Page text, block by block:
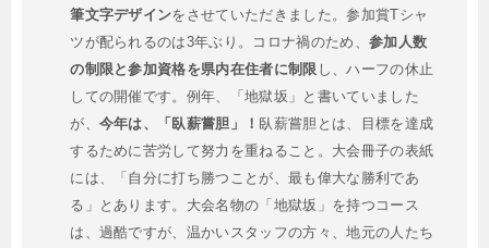
筆文字デザインをさせていただきました。参加賞Tシャ
ツが配られるのは3年ぶり。コロナ禍のため、 参加人数
の制限と参加資格を県内在住者に制限 し、ハーフの休止
しての開催です。例年、「地獄坂」と書いていました
が、 今年は、「臥薪嘗胆」！ 臥薪嘗胆とは、目標を達成
するために苦労して努力を重ねること。大会冊子の表紙
には、「自分に打ち勝つことが、最も偉大な勝利であ
る」とあります。大会名物の「地獄坂」を持つコース
は、過酷ですが、温かいスタッフの方々、地元の人たち